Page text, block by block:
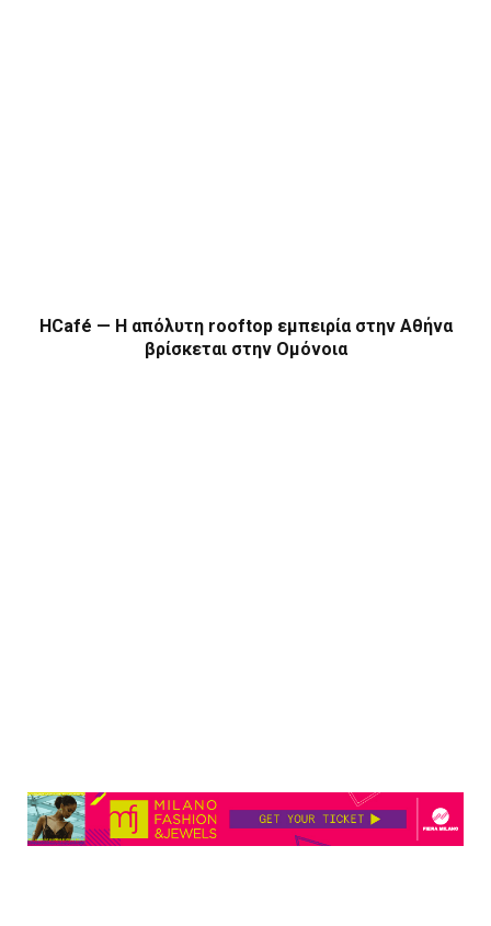
HCafé — Η απόλυτη rooftop εμπειρία στην Αθήνα
βρίσκεται στην Ομόνοια